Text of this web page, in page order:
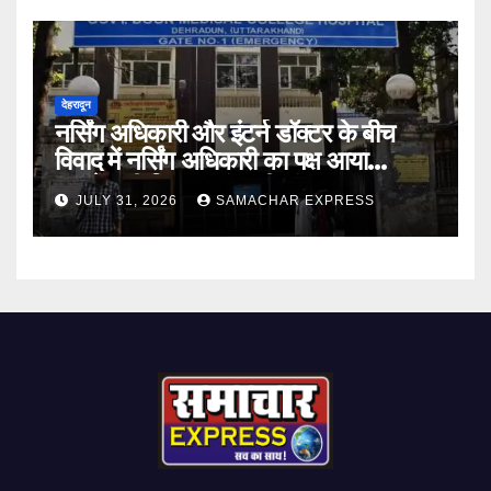
देहरादून
नर्सिंग अधिकारी और इंटर्न डॉक्टर के बीच
विवाद में नर्सिंग अधिकारी का पक्ष आया
सामने,करी निष्पक्ष जांच की मांग
JULY 31, 2026 SAMACHAR EXPRESS